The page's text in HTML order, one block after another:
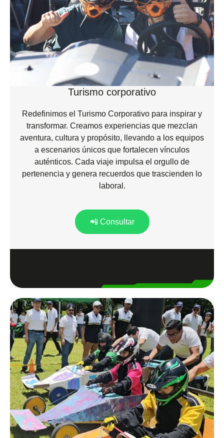
Turismo corporativo
Redefinimos el Turismo Corporativo para inspirar y
transformar. Creamos experiencias que mezclan
aventura, cultura y propósito, llevando a los equipos
a escenarios únicos que fortalecen vínculos
auténticos. Cada viaje impulsa el orgullo de
pertenencia y genera recuerdos que trascienden lo
laboral.
📲 Consultar